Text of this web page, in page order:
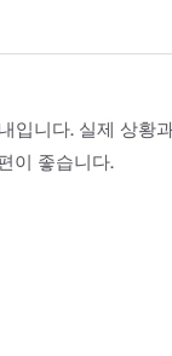
입니다. 실제 상황
이 좋습니다.